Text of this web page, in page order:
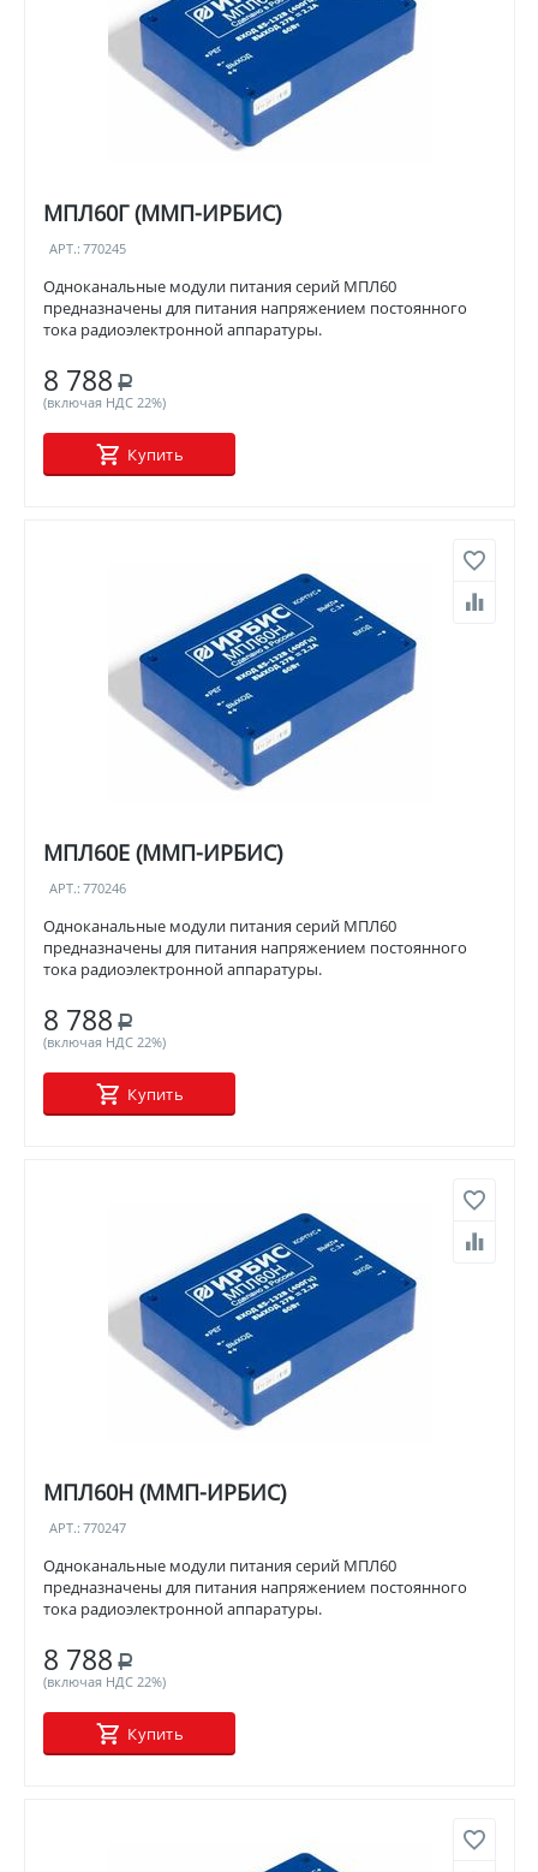
МПЛ60Г (ММП-ИРБИС)
АРТ.: 770245
Одноканальные модули питания серий МПЛ60
предназначены для питания напряжением постоянного
тока радиоэлектронной аппаратуры.
8 788 Р
(включая НДС 22%)
Купить
МПЛ60Е (ММП-ИРБИС)
АРТ.: 770246
Одноканальные модули питания серий МПЛ60
предназначены для питания напряжением постоянного
тока радиоэлектронной аппаратуры.
8 788 Р
(включая НДС 22%)
Купить
МПЛ60Н (ММП-ИРБИС)
АРТ.: 770247
Одноканальные модули питания серий МПЛ60
предназначены для питания напряжением постоянного
тока радиоэлектронной аппаратуры.
8 788 Р
(включая НДС 22%)
Купить